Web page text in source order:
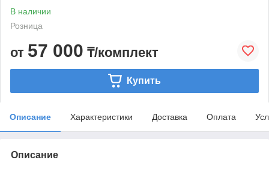
В наличии
Розница
от 57 000 ₸/комплект
Купить
Описание Характеристики Доставка Оплата
Описание